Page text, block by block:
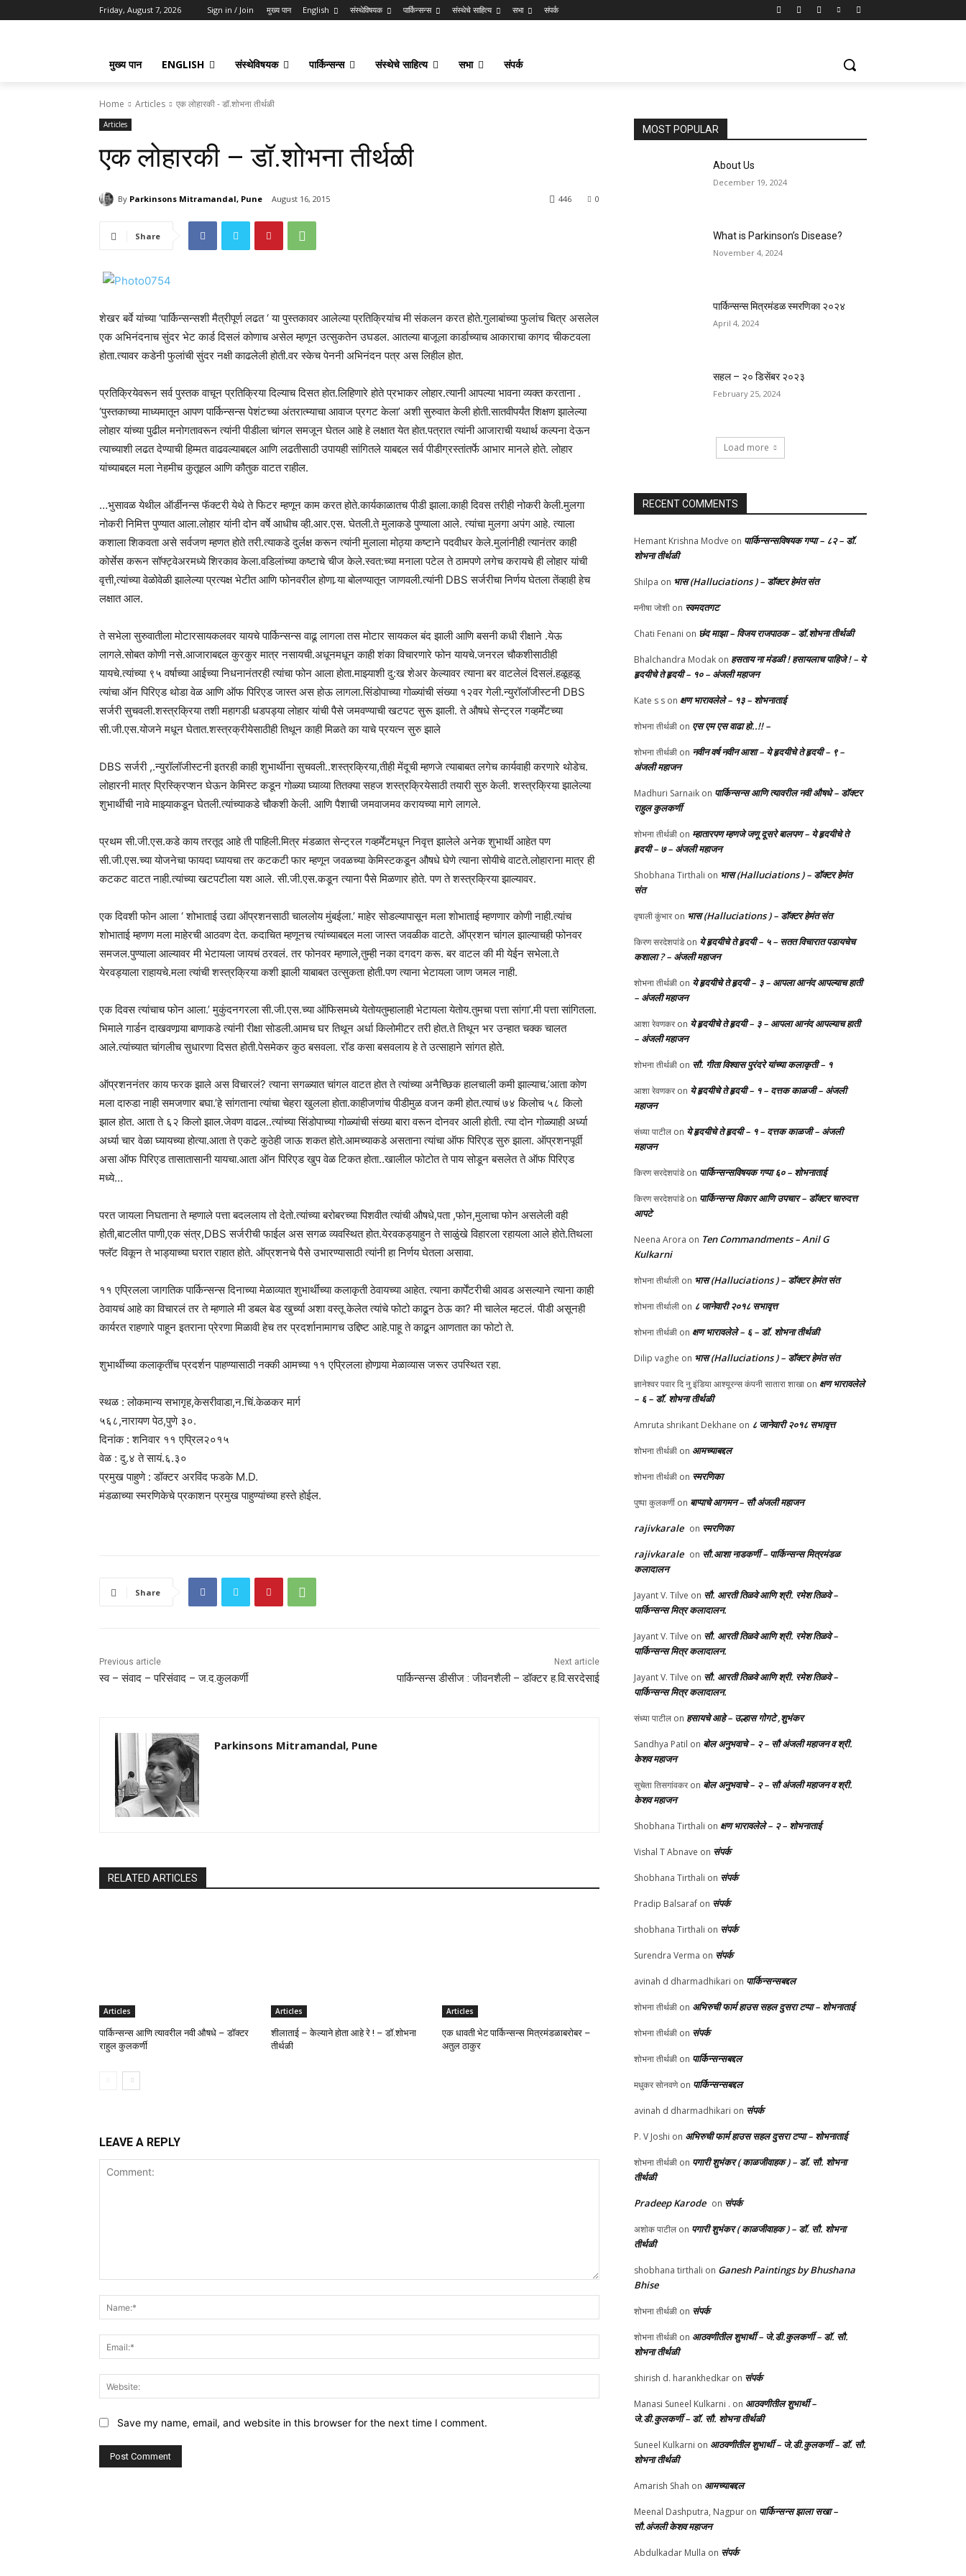
Friday, August 7, 2026 Sign in / Join मुख्य पान English संस्थेविषयक पार्किन्सन्स संस्थेचे साहित्य सभा संपर्क
मुख्य पान ENGLISH संस्थेविषयक पार्किन्सन्स संस्थेचे साहित्य सभा संपर्क
Home Articles एक लोहारकी - डॉ.शोभना तीर्थळी
Articles
एक लोहारकी – डॉ.शोभना तीर्थळी
By Parkinsons Mitramandal, Pune August 16, 2015 0
446
Share
शेखर बर्वे यांच्या ‘पार्किन्सन्सशी मैत्रीपूर्ण लढत ‘ या पुस्तकावर आलेल्या प्रतिक्रियांच मी संकलन करत होते.गुलाबांच्या फुलांच चित्र असलेल
एक अभिनंदनाच सुंदर भेट कार्ड दिसलं कोणाच असेल म्हणून उत्सुकतेन उघडल. आतल्या बाजूला कार्डाच्याच आकाराचा कागद चीकटवला
होता.त्यावर कडेनी फुलांची सुंदर नक्षी काढलेली होती.वर स्केच पेननी अभिनंदन पत्र अस लिहील होत.
प्रतिक्रियेवरून सर्व पुस्तक वाचून प्रतिक्रिया दिल्याच दिसत होत.लिहिणारे होते प्रभाकर लोहार.त्यानी आपल्या भावना व्यक्त करताना .
‘पुस्तकाच्या माध्यमातून आपण पार्किन्सन्स पेशंटच्या अंतरात्म्याचा आवाज प्रगट केला’ अशी सुरुवात केली होती.सातवीपर्यंत शिक्षण झालेल्या
लोहार यांच्या पुढील मनोगतावरून त्यांनी पीडीला चांगल समजून घेतल आहे हे लक्षात येत होत.पत्रात त्यांनी आजाराची यथार्थ कल्पना देऊन
त्याच्याशी लढत देण्याची हिम्मत वाढवल्याबद्दल आणि लढतीसाठी उपायही सांगितले याबद्दल सर्व पीडीग्रस्तांतर्फे आभार मानले होते. लोहार
यांच्याबद्दल मला नेहमीच कुतूहल आणि कौतुक वाटत राहील.
…भुसावळ येथील ऑर्डीनन्स फॅक्टरी येथे ते फिटर म्हणून काम करत होते.कार्यकाळातच पीडी झाला.काही दिवस तरीही नोकरी केली.मुलगा
नोकरी निमित्त पुण्यात आला.लोहार यांनी दोन वर्षे आधीच व्ही.आर.एस. घेतली.ते मुलाकडे पुण्याला आले. त्यांचा मुलगा अपंग आहे. त्याला
कशाला शिकवता असे सर्वजण म्हणत होते तरी.त्याकडे दुर्लक्ष करून त्यांनी मुलाला मोठ्या कष्टाने पदवीधर केले.मुलांनीही त्यानंतर काही
कोर्सेस करून सॉफ्ट्वेअरमध्ये शिरकाव केला.वडिलांच्या कष्टाचे चीज केले.स्वत:च्या मनाला पटेल ते ठामपणे लगेच करायचे ही लोहार यांची
वृत्ती,त्यांच्या वेळोवेळी झालेल्या प्रत्यक्ष भेटीत आणि फोनवरील होणा र्‍या बोलण्यातून जाणवली.त्यांनी DBS सर्जरीचा निर्णय घेतला तेंव्हाही हेच
लक्षात आल.
ते सभेला सुरुवातीला मोटारसायकलवर यायचे पार्किन्सन्स वाढू लागला तस मोटार सायकल बंद झाली आणि बसनी कधी रीक्षाने .येऊ
लागले.सोबत कोणी नसे.आजाराबद्दल कुरकुर मात्र नसायची.अधूनमधून काही शंका विचारणारे फोन यायचे.जनरल चौकशीसाठीही
यायचे.त्यांच्या ९५ वर्षाच्या आईच्या निधनानंतरही त्यांचा फोन आला होता.माझ्याशी दु:ख शेअर केल्यावर त्याना बर वाटलेलं दिसलं.हळूहळू
त्यांचा ऑन पिरिएड थोडा वेळ आणि ऑफ पिरिएड जास्त अस होऊ लागला.सिंडोपाच्या गोळ्यांची संख्या १२वर गेली.न्युरॉलॉजीस्टनी DBS
सर्जरी सुचवली.शस्त्रक्रिया तशी महागडी धडपड्या लोहार यांची पैसे जमवण्याची खटपट सुरू झाली. ते औषधे सेन्ट्रल गव्हर्मेंटच्या
सी.जी.एस.योजने मधून घेतात.शस्त्रक्रीयेसाठीही तिथून काही मिळते का याचे प्रयत्न सुरु झाले
DBS सर्जरी ,.न्युरॉलॉजीस्टनी इतरही काही शुभार्थीना सुचवली..शस्त्रक्रिया,तीही मेंदूची म्हणजे त्याबाबत लगेच कार्यवाही करणारे थोडेच.
लोहारनी मात्र प्रिस्क्रिप्शन घेऊन केमिस्ट कडून गोळ्या घ्याव्या तितक्या सहज शस्त्रक्रियेसाठी तयारी सुरु केली. शस्त्रक्रिया झालेल्या
शुभार्थीची नावे माझ्याकडून घेतली.त्यांच्याकडे चौकशी केली. आणि पैशाची जमवाजमव करायच्या मागे लागले.
प्रथम सी.जी.एस.कडे काय तरतूद आहे ती पाहिली.मित्र मंडळात सेन्ट्रल गव्हर्मेंटमधून निवृत्त झालेले अनेक शुभार्थी आहेत पण
सी.जी.एस.च्या योजनेचा फायदा घ्यायचा तर कटकटी फार म्हणून जवळच्या केमिस्टकडून औषधे घेणे त्याना सोयीचे वाटते.लोहाराना मात्र ही
कटकट वाटत नाही.त्यांच्या खटपटीला यश आले. सी.जी.एस.कडून त्याना पैसे मिळणार होते. पण ते शस्त्रक्रिया झाल्यावर.
एक दिवशी फोन आला ‘ शोभाताई उद्या ऑप्रशनसाठी चाललोय मुंबईला.’ माहेर सोडल्यापासून मला शोभाताई म्हणणार कोणी नाही.त्यांच
शोभाताई म्हणण मला माहेरची आठवण देत. कदाचित म्हणूनच त्यांच्याबद्दल मला जास्त जवळीक वाटते. ऑप्रशन चांगल झाल्याचही फोनवर
समजल.पुण्याला आल्यावर मी भेटायला जायचं ठरवलं. तर फोनवर म्हणाले,तुम्ही नका दगदग करू. बर वाटल की मी येईन सभेला.ते
येरवड्याला राहायचे.मला त्यांची शस्त्रक्रिया कशी झाली याबाबत उत्सुकता होती.पण त्याना भेटायला जाण जमल नाही.
एक दिवस त्यांचाच फोन आला.’ मुकुंदनगरला सी.जी.एस.च्या ऑफिसमध्ये येतोयतुम्हालाही भेटायला येतोय.तुमचा पत्ता सांगा’.मी पत्ता सांगितला.
भिमाले गार्डन दाखवणार्‍या बाणाकडे त्यांनी रीक्षा सोडली.आमच घर तिथून अर्धा किलोमीटर तरी होत.ते तिथून भर उन्हात चक्क चालत
आले.त्यांच्यात चांगलीच सुधारणा दिसत होती.पेसमेकर कुठ बसवला. रॉड कसा बसवलाय हे ते उत्साहाने सांगत होते.
ऑप्रशननंतर काय फरक झाले अस विचारलं? त्याना सगळ्यात चांगल वाटत होत ते त्यांच्या अनैच्छिक हालचाली कमी झाल्याच.’आता कोण
मला दारुडा नाही समजणार बघा.’हे सांगताना त्यांचा चेहरा खुलला होता.काहीजणांच पीडीमुळ वजन कमी होत.त्याचं ७४ किलोच ५८ किलो
झाल होत. आता ते ६२ किलो झाल.जेवण वाढल..त्यांच्या सिंडोपाच्या गोळ्यांची संख्या बारा वरून दोनवर आली होती. त्या दोन गोळ्याही अर्ध्या
अर्ध्या चार वेळा घ्यायच्या होत्या.आता ते एकटे कुठेही जाऊ शकत होते.आमच्याकडे असताना त्यांचा ऑफ पिरिएड सुरु झाला. ऑप्रशनपूर्वी
असा ऑफ पिरिएड तासातासानी यायचा.आता ऑन पिरिएड खुप वेळ टिकत होता..खालील फोटोत ते पाय सोडून बसलेत ते ऑफ पिरिएड
मध्ये…
परत जायला निघताना ते म्हणाले पत्ता बदललाय तो देतो.त्यांच्या बरोबरच्या पिशवीत त्यांची औषधे,पता ,फोन,मुलाचा फोन असलेली वही
होती,बाटलीत पाणी,एक संत्र,DBS सर्जरीची फाईल अस सगळ व्यवस्थित होत.येरवकड्याहुन ते साळुंखे विहारला रहायला आले होते.तिथला
फ्लॅट विकून ते भाड्याच्या घरात राहात होते. ऑप्रशनचे पैसे उभारण्यासाठी त्यांनी हा निर्णय घेतला असावा.
११ एप्रिलला जागतिक पार्किन्सन्स दिनाच्या मेळाव्यात शुभार्थींच्या कलाकृती ठेवायच्या आहेत. त्याना कार्पेंटरीची आवड असल्याने त्याना काही
ठेवायचं आहे का विचारलं तर ते म्हणाले मी डबल बेड खुर्च्या अशा वस्तू केलेत त्यांचे फोटो काढून ठेऊ का? मी चालेल म्हटलं. पीडी असूनही
कार्यरत राहणारे पाहून इतराना प्रेरणा मिळावी हेच तर प्रदर्शानामागच उद्दिष्ट आहे.पाहू ते काढून आणतात का फोटो ते.
शुभार्थींच्या कलाकृतींच प्रदर्शन पाहण्यासाठी नक्की आमच्या ११ एप्रिलला होणार्‍या मेळाव्यास जरूर उपस्थित रहा.
स्थळ : लोकमान्य सभागृह,केसरीवाडा,न.चिं.केळकर मार्ग
५६८,नारायण पेठ,पुणे ३०.
दिनांक : शनिवार ११ एप्रिल२०१५
वेळ : दु.४ ते सायं.६.३०
प्रमुख पाहुणे : डॉक्टर अरविंद फडके M.D.
मंडळाच्या स्मरणिकेचे प्रकाशन प्रमुख पाहुण्यांच्या हस्ते होईल.
Share
Previous article
स्व – संवाद – परिसंवाद – ज.द.कुलकर्णी
Next article
पार्किन्सन्स डीसीज : जीवनशैली – डॉक्टर ह.वि.सरदेसाई
Parkinsons Mitramandal, Pune
RELATED ARTICLES
Articles
पार्किन्सन्स आणि त्यावरील नवी औषधे – डॉक्टर
राहुल कुलकर्णी
Articles
शीलाताई – केल्याने होता आहे रे ! – डॉ.शोभना
तीर्थळी
Articles
एक धावती भेट पार्किन्सन्स मित्रमंडळाबरोबर –
अतुल ठाकुर
LEAVE A REPLY
Website:
Save my name, email, and website in this browser for the next time I comment.
MOST POPULAR
About Us
December 19, 2024
What is Parkinson’s Disease?
November 4, 2024
पार्किन्सन्स मित्रमंडळ स्मरणिका २०२४
April 4, 2024
सहल – २० डिसेंबर २०२३
February 25, 2024
Load more
RECENT COMMENTS
Hemant Krishna Modve on पार्किन्सन्सविषयक गप्पा – ८२ – डॉ.
शोभना तीर्थळी
Shilpa on भास (Halluciations ) – डॉक्टर हेमंत संत
मनीषा जोशी on स्वमदतगट
Chati Fenani on छंद माझा – विजय राजपाठक – डॉ.शोभना तीर्थळी
Bhalchandra Modak on हसताय ना मंडळी‌ ! हसायलाच पाहिजे ! – ये
हृदयीचे ते हृदयी – १० – अंजली महाजन
Kate s s on क्षण भारावलेले – १३ – शोभनाताई
शोभना तीर्थळी on एस एम एस वाढा हो..!! –
शोभना तीर्थळी on नवीन वर्ष नवीन आशा – ये हृदयीचे ते हृदयी – ९ –
अंजली महाजन
Madhuri Sarnaik on पार्किन्सन्स आणि त्यावरील नवी औषधे – डॉक्टर
राहुल कुलकर्णी
शोभना तीर्थळी on म्हातारपण म्हणजे जणू दूसरे बालपण – ये हृदयीचे ते
हृदयी – ७ – अंजली महाजन
Shobhana Tirthali on भास (Halluciations ) – डॉक्टर हेमंत
संत
वृषाली कुंभारon भास (Halluciations ) – डॉक्टर हेमंत संत
किरण सरदेशपांडेon ये हृदयीचे ते हृदयी – ५ – सतत विचारात पडायचेच
कशाला ? – अंजली महाजन
शोभना तीर्थळी on ये हृदयीचे ते हृदयी – ३ – आपला आनंद आपल्याच हाती
– अंजली महाजन
आशा रेवणकरon ये हृदयीचे ते हृदयी – ३ – आपला आनंद आपल्याच हाती
– अंजली महाजन
शोभना तीर्थळी on सौ. गीता विश्वास पुरंदरे यांच्या कलाकृती – १
आशा रेवणकरon ये हृदयीचे ते हृदयी – १ – दत्तक काळजी – अंजली
महाजन
संध्या पाटील on ये हृदयीचे ते हृदयी – १ – दत्तक काळजी – अंजली
महाजन
किरण सरदेशपांडेon पार्किन्सन्सविषयक गप्पा ६० – शोभनाताई
किरण सरदेशपांडेon पार्किन्सन्स विकार आणि उपचार – डॉक्टर चारुदत्त
आपटे
Neena Arora on Ten Commandments – Anil G
Kulkarni
शोभना तीर्थाली on भास (Halluciations ) – डॉक्टर हेमंत संत
शोभना तीर्थाली on ८ जानेवारी २०१८ सभावृत्त
शोभना तीर्थळी on क्षण भारावलेले – ६ – डॉ. शोभना तीर्थळी
Dilip vaghe on भास (Halluciations ) – डॉक्टर हेमंत संत
ज्ञानेश्वर पवार दि नु इंडिया आश्यूरन्स कंपनी सातारा शाखा on क्षण भारावलेले
– ६ – डॉ. शोभना तीर्थळी
Amruta shrikant Dekhane on ८ जानेवारी २०१८ सभावृत्त
शोभना तीर्थळी on आमच्याबद्दल
शोभना तीर्थळी on स्मरणिका
पुष्पा कुलकर्णी on बाप्पाचे आगमन – सौ अंजली महाजन
rajivkarale on स्मरणिका
rajivkarale on सौ.आशा नाडकर्णी – पार्किन्सन्स मित्रमंडळ
कलादालन
Jayant V. Tilve on सौ. आरती तिळवे आणि श्री. रमेश तिळवे –
पार्किन्सन्स मित्र कलादालन.
Jayant V. Tilve on सौ. आरती तिळवे आणि श्री. रमेश तिळवे –
पार्किन्सन्स मित्र कलादालन.
Jayant V. Tilve on सौ. आरती तिळवे आणि श्री. रमेश तिळवे –
पार्किन्सन्स मित्र कलादालन.
संध्या पाटील on हसायचे आहे – उल्हास गोगटे ,शुभंकर
Sandhya Patil on बोल अनुभवाचे – २ – सौ अंजली महाजन व श्री.
केशव महाजन
सुचेता तिसगांवकरon बोल अनुभवाचे – २ – सौ अंजली महाजन व श्री.
केशव महाजन
Shobhana Tirthali on क्षण भारावलेले – २ – शोभनाताई
Vishal T Abnave on संपर्क
Shobhana Tirthali on संपर्क
Pradip Balsaraf on संपर्क
shobhana Tirthali on संपर्क
Surendra Verma on संपर्क
avinah d dharmadhikari on पार्किन्सन्सबद्दल
शोभना तीर्थळी on अभिरुची फार्म हाउस सहल दुसरा टप्पा – शोभनाताई
शोभना तीर्थळी on संपर्क
शोभना तीर्थळी on पार्किन्सन्सबद्दल
मधुकर सोनवणेon पार्किन्सन्सबद्दल
avinah d dharmadhikari on संपर्क
P. V Joshi on अभिरुची फार्म हाउस सहल दुसरा टप्पा – शोभनाताई
शोभना तीर्थळी on पगारी शुभंकर ( काळजीवाहक ) – डॉ. सौ. शोभना
तीर्थळी
Pradeep Karode on संपर्क
अशोक पाटील on पगारी शुभंकर ( काळजीवाहक ) – डॉ. सौ. शोभना
तीर्थळी
shobhana tirthali on Ganesh Paintings by Bhushana
Bhise
शोभना तीर्थळी on संपर्क
शोभना तीर्थळी on आठवणीतील शुभार्थी – जे.डी.कुलकर्णी – डॉ. सौ.
शोभना तीर्थळी
shirish d. harankhedkar on संपर्क
Manasi Suneel Kulkarni . on आठवणीतील शुभार्थी –
जे.डी.कुलकर्णी – डॉ. सौ. शोभना तीर्थळी
Suneel Kulkarni on आठवणीतील शुभार्थी – जे.डी.कुलकर्णी – डॉ. सौ.
शोभना तीर्थळी
Amarish Shah on आमच्याबद्दल
Meenal Dashputra, Nagpur on पार्किन्सन्स झाला सखा –
सौ.अंजली केशव महाजन
Abdulkadar Mulla on संपर्क